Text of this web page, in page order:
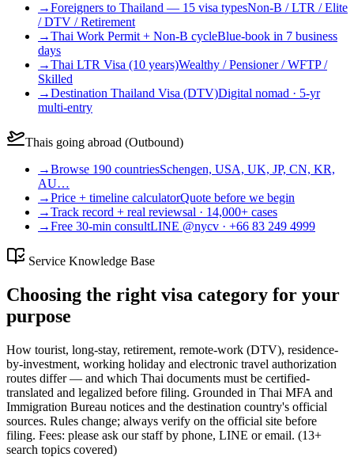
→Foreigners to Thailand — 15 visa typesNon-B / LTR / Elite
/ DTV / Retirement
→Thai Work Permit + Non-B cycleBlue-book in 7 business
days
→Thai LTR Visa (10 years)Wealthy / Pensioner / WFTP /
Skilled
→Destination Thailand Visa (DTV)Digital nomad · 5-yr
multi-entry
Thais going abroad (Outbound)
→Browse 190 countriesSchengen, USA, UK, JP, CN, KR,
AU…
→Price + timeline calculatorQuote before we begin
→Track record + real reviewsal · 14,000+ cases
→Free 30-min consultLINE @nycv · +66 83 249 4999
Service Knowledge Base
Choosing the right visa category for your
purpose
How tourist, long-stay, retirement, remote-work (DTV), residence-
by-investment, working holiday and electronic travel authorization
routes differ — and which Thai documents must be certified-
translated and legalized before filing. Grounded in Thai MFA and
Immigration Bureau notices and the destination country's official
sources. Rules change; always verify on the official site before
filing. Fees: please ask our staff by phone, LINE or email. (13+
search topics covered)